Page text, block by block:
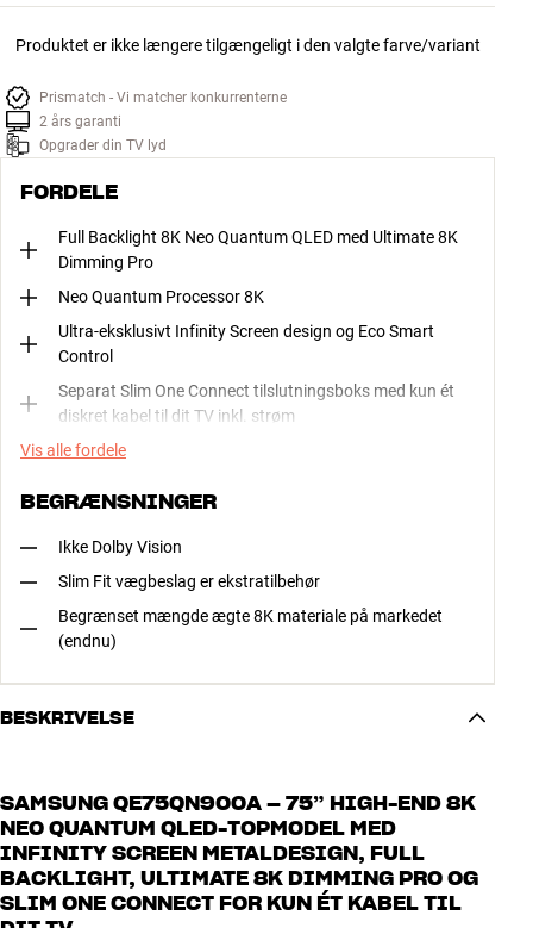
Produktet er ikke længere tilgængeligt i den valgte farve/variant
Prismatch - Vi matcher konkurrenterne
2 års garanti
Opgrader din TV lyd
FORDELE
Full Backlight 8K Neo Quantum QLED med Ultimate 8K
Dimming Pro
Neo Quantum Processor 8K
Ultra-eksklusivt Infinity Screen design og Eco Smart
Control
Separat Slim One Connect tilslutningsboks med kun ét
diskret kabel til dit TV inkl. strøm
Vis alle fordele
BEGRÆNSNINGER
Ikke Dolby Vision
Slim Fit vægbeslag er ekstratilbehør
Begrænset mængde ægte 8K materiale på markedet
(endnu)
BESKRIVELSE
SAMSUNG QE75QN900A – 75” HIGH-END 8K
NEO QUANTUM QLED-TOPMODEL MED
INFINITY SCREEN METALDESIGN, FULL
BACKLIGHT, ULTIMATE 8K DIMMING PRO OG
SLIM ONE CONNECT FOR KUN ÉT KABEL TIL